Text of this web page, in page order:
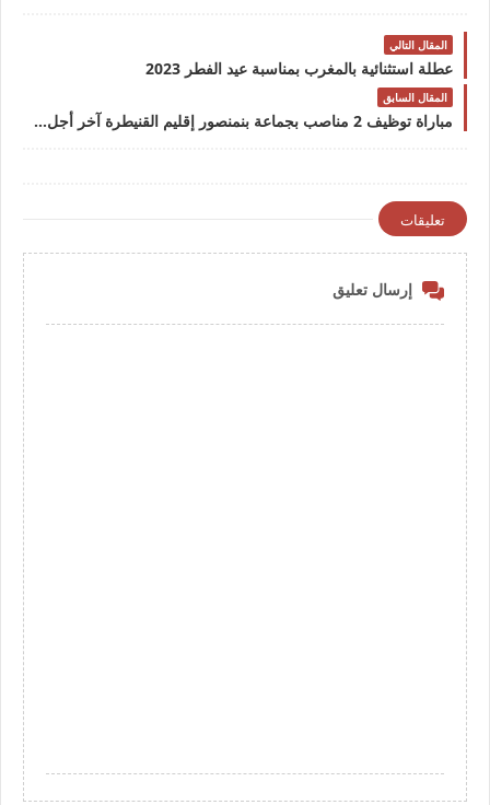
المقال التالي
عطلة استثنائية بالمغرب بمناسبة عيد الفطر 2023
المقال السابق
مباراة توظيف 2 مناصب بجماعة بنمنصور إقليم القنيطرة آخر أجل 5 ماي 2023مباراة توظيف 2 مناصب بجماعة بنمنصور إقليم القنيطرة آخر أجل 5 ماي 2023
تعليقات
إرسال تعليق